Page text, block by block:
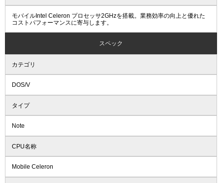
モバイルIntel Celeron プロセッサ2GHzを搭載。業務効率の向上と優れた
コストパフォーマンスに寄与します。
スペック
カテゴリ
DOS/V
タイプ
Note
CPU名称
Mobile Celeron